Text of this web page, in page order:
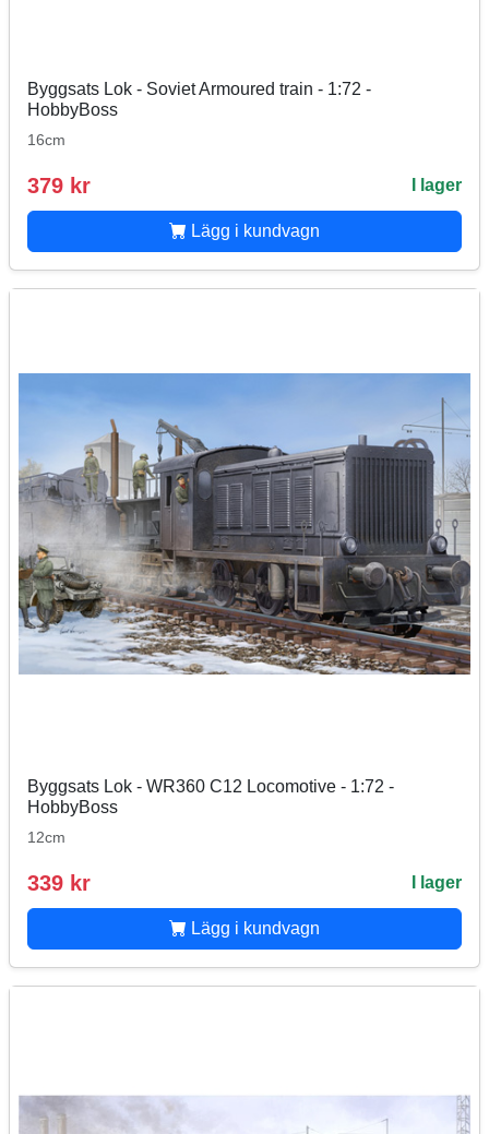
Byggsats Lok - Soviet Armoured train - 1:72 -
HobbyBoss
16cm
379 kr I lager
Lägg i kundvagn
Byggsats Lok - WR360 C12 Locomotive - 1:72 -
HobbyBoss
12cm
339 kr I lager
Lägg i kundvagn